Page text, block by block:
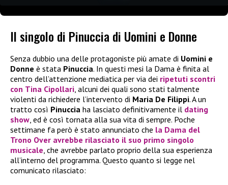
Il singolo di Pinuccia di Uomini e Donne
Senza dubbio una delle protagoniste più amate di Uomini e
Donne è stata Pinuccia. In questi mesi la Dama è finita al
centro dell’attenzione mediatica per via dei ripetuti scontri
con Tina Cipollari, alcuni dei quali sono stati talmente
violenti da richiedere l’intervento di Maria De Filippi. A un
tratto così Pinuccia ha lasciato definitivamente il dating
show, ed è così tornata alla sua vita di sempre. Poche
settimane fa però è stato annunciato che la Dama del
Trono Over avrebbe rilasciato il suo primo singolo
musicale, che avrebbe parlato proprio della sua esperienza
all’interno del programma. Questo quanto si legge nel
comunicato rilasciato: